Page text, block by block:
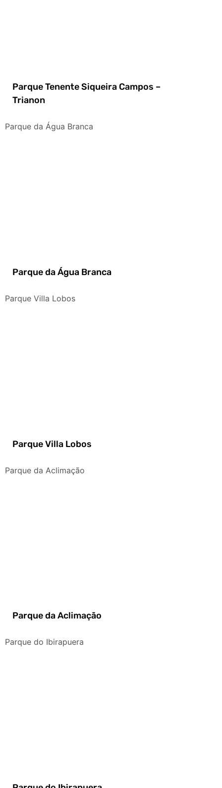
Parque Tenente Siqueira Campos –
Trianon
Parque da Água Branca
Parque da Água Branca
Parque Villa Lobos
Parque Villa Lobos
Parque da Aclimação
Parque da Aclimação
Parque do Ibirapuera